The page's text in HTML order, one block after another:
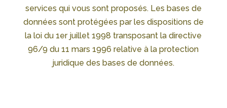
services qui vous sont proposés. Les bases de
données sont protégées par les dispositions de
la loi du 1er juillet 1998 transposant la directive
96/9 du 11 mars 1996 relative à la protection
juridique des bases de données.